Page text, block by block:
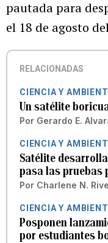
pautada para
el 18 de agosto
RELACIONADAS
CIENCIA Y
Un satélite
Por Gerardo E.
CIENCIA Y
Satélite
pasa las pruebas
Por Charlene N.
CIENCIA Y
Posponen
por estudiantes